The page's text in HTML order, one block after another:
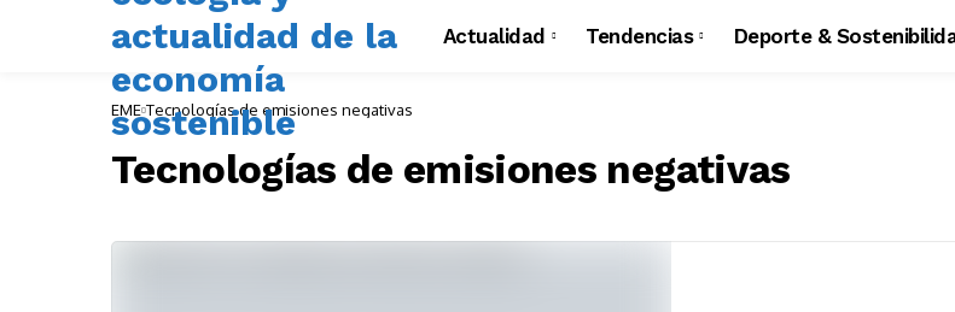
Actualidad Tendencias Deporte &
EME Tecnologías de emisiones negativas
Tecnologías de emisiones negativas